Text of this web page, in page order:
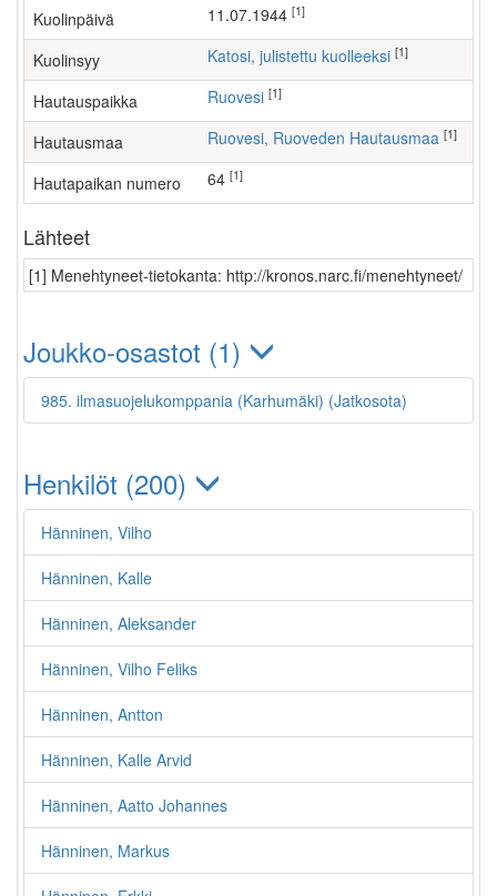
Kuolinpäivä 11.07.1944 [1]
Kuolinsyy Katosi, julistettu kuolleeksi [1]
Hautauspaikka Ruovesi [1]
Hautausmaa Ruovesi, Ruoveden Hautausmaa [1]
Hautapaikan numero 64 [1]
Lähteet
[1] Menehtyneet-tietokanta: http://kronos.narc.fi/menehtyneet/
Joukko-osastot (1)
985. ilmasuojelukomppania (Karhumäki) (Jatkosota)
Henkilöt (200)
Hänninen, Vilho
Hänninen, Kalle
Hänninen, Aleksander
Hänninen, Vilho Feliks
Hänninen, Antton
Hänninen, Kalle Arvid
Hänninen, Aatto Johannes
Hänninen, Markus